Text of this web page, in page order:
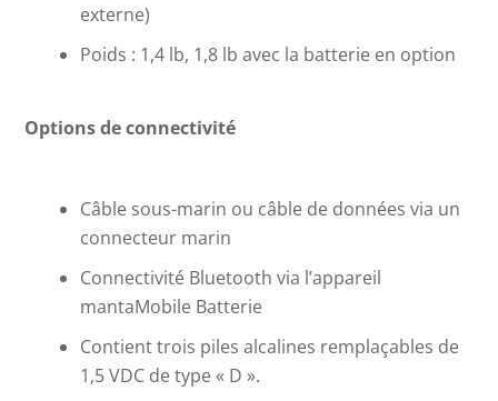
externe)
Poids : 1,4 lb, 1,8 lb avec la batterie en option
Options de connectivité
Câble sous-marin ou câble de données via un
connecteur marin
Connectivité Bluetooth via l’appareil
mantaMobile Batterie
Contient trois piles alcalines remplaçables de
1,5 VDC de type « D ».